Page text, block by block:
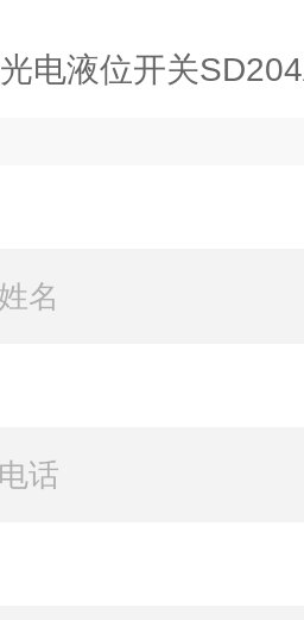
光电液位开关